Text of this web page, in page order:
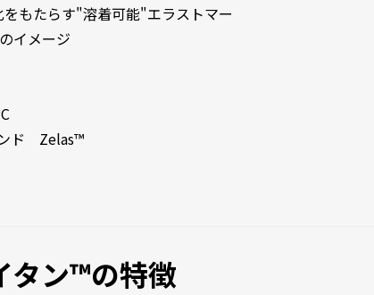
もたらす"溶着可能"エラストマー
イメージ
ンド Zelas™
タン™の特徴